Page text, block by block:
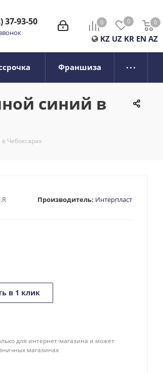
0 0 0
0
KZ UZ KR EN AZ
37-93-50
Франшиза
синий в
Чебоксарах
Производитель: Интерпласт
в 1 клик
для интернет-магазина и может
магазинах